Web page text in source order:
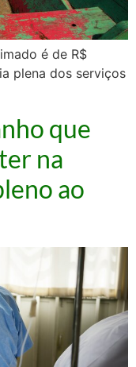
é de R$
plena dos serviços
que
na
ao